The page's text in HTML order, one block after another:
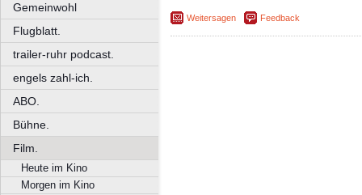
Gemeinwohl
Flugblatt.
trailer-ruhr podcast.
engels zahl-ich.
ABO.
Bühne.
Film.
Heute im Kino
Morgen im Kino
Weitersagen Feedback